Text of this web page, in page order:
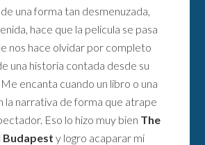
una forma tan desmenuzada,
hace que la película se pasa
nos hace olvidar por completo
una historia contada desde su
encanta cuando un libro o una
la narrativa de forma que atrape
Eso lo hizo muy bien The
Budapest y logro acaparar mi